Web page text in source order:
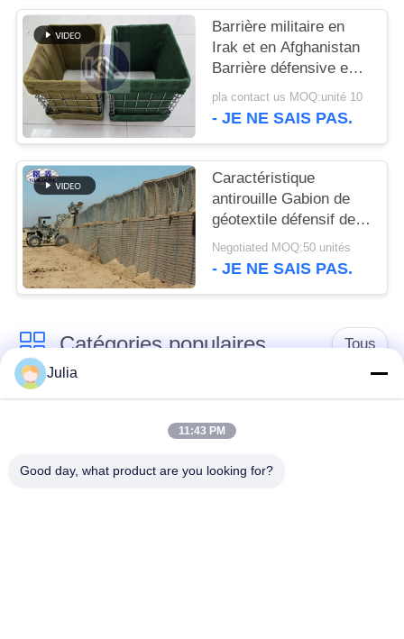
POLITIQUE
DE
CONFIDENTIALITÉ
Barrière militaire en
Irak et en Afghanistan
Barrière défensive en
treillis métalliques
soudés Hesco
pla contact us MOQ:unité 10
- JE NE SAIS PAS.
Caractéristique
antirouille Gabion de
géotextile défensif de
barrière de Gavanized
Negotiated MOQ:50 unités
- JE NE SAIS PAS.
Catégories populaires Tous
Barrière défensive Barrière militaire
de bastion
sable
Julia
11:43 PM
Good day, what product are you looking for?